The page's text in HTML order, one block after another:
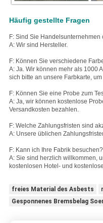
Häufig gestellte Fragen
F: Sind Sie Handelsunternehmen
A: Wir sind Hersteller.
F: Können Sie verschiedene
A: Ja. Wir können mehr als 1000
sich bitte an unsere Farbkarte,
F: Können Sie eine Probe zum
A: Ja, wir können kostenlose
Versandkosten bezahlen.
F: Welche Zahlungsfristen sind
A: Unsere üblichen
F: Kann ich Ihre Fabrik besuchen?
A: Sie sind herzlich willkommen,
kostenlosen Hotel- und
freies Material des Asbests
Gesponnenes Bremsbelag